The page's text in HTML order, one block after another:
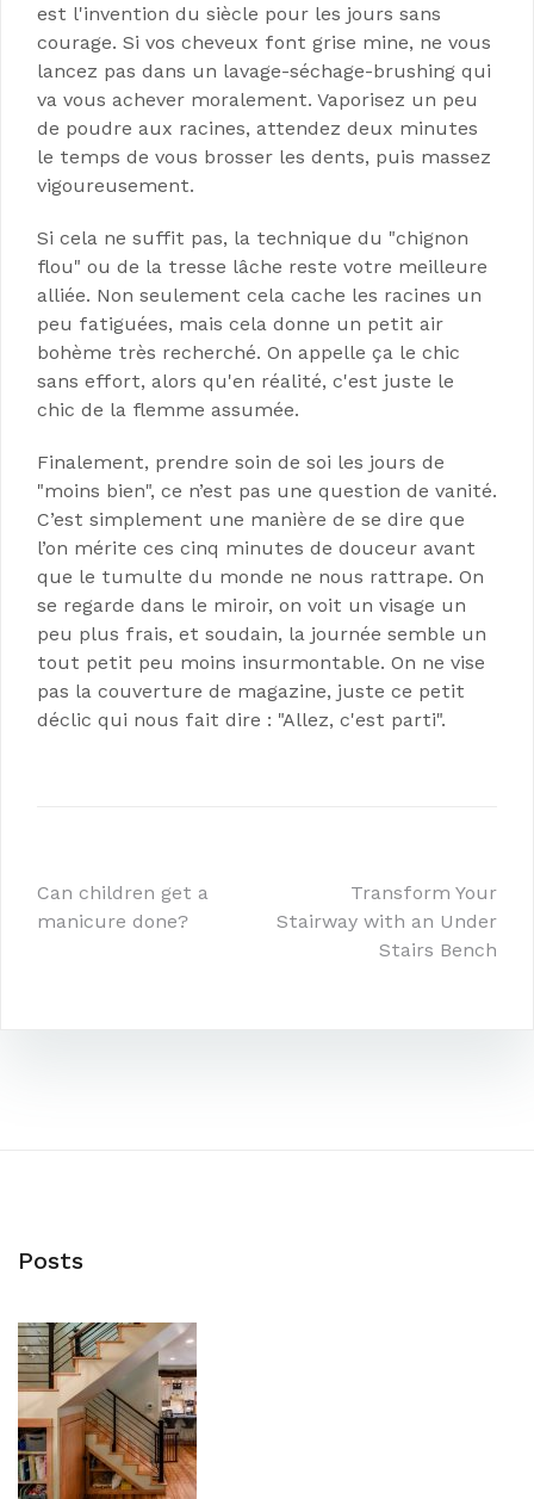
est l'invention du siècle pour les jours sans
courage. Si vos cheveux font grise mine, ne vous
lancez pas dans un lavage-séchage-brushing qui
va vous achever moralement. Vaporisez un peu
de poudre aux racines, attendez deux minutes
le temps de vous brosser les dents, puis massez
vigoureusement.
Si cela ne suffit pas, la technique du "chignon
flou" ou de la tresse lâche reste votre meilleure
alliée. Non seulement cela cache les racines un
peu fatiguées, mais cela donne un petit air
bohème très recherché. On appelle ça le chic
sans effort, alors qu'en réalité, c'est juste le
chic de la flemme assumée.
Finalement, prendre soin de soi les jours de
"moins bien", ce n’est pas une question de vanité.
C’est simplement une manière de se dire que
l’on mérite ces cinq minutes de douceur avant
que le tumulte du monde ne nous rattrape. On
se regarde dans le miroir, on voit un visage un
peu plus frais, et soudain, la journée semble un
tout petit peu moins insurmontable. On ne vise
pas la couverture de magazine, juste ce petit
déclic qui nous fait dire : "Allez, c'est parti".
Post
Can children get a
manicure done?
Transform Your
Stairway with an Under
Stairs Bench
Posts